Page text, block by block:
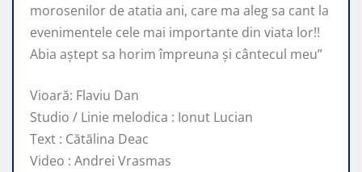
morosenilor de atatia ani, care ma aleg sa cant la
evenimentele cele mai importante din viata lor!!
Abia aștept sa horim împreuna și cântecul meu”
Vioară: Flaviu Dan
Studio / Linie melodica : Ionut Lucian
Text : Cătălina Deac
Video : Andrei Vrasmas